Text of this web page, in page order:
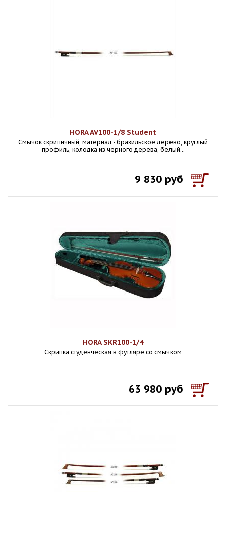
HORA AV100-1/8 Student
Смычок скрипичный, материал - бразильское дерево, круглый
профиль, колодка из черного дерева, белый...
9 830 руб
HORA SKR100-1/4
Скрипка студенческая в футляре со смычком
63 980 руб